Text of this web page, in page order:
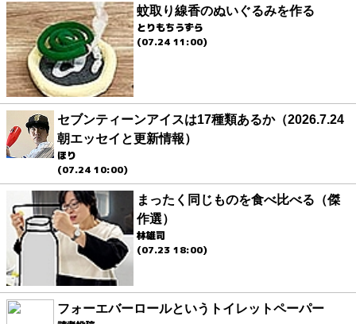
蚊取り線香のぬいぐるみを作る
とりもちうずら
(07.24 11:00)
セブンティーンアイスは17種類あるか（2026.7.24
朝エッセイと更新情報）
ほり
(07.24 10:00)
まったく同じものを食べ比べる（傑
作選）
林雄司
(07.23 18:00)
フォーエバーロールというトイレットペーパー